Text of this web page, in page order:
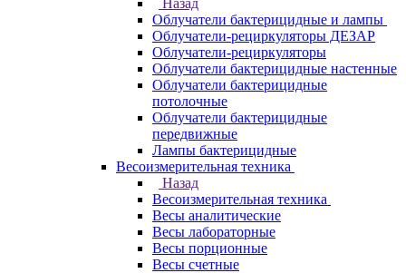
Назад
Облучатели бактерицидные и лампы
Облучатели-рециркуляторы ДЕЗАР
Облучатели-рециркуляторы
Облучатели бактерицидные настенные
Облучатели бактерицидные
потолочные
Облучатели бактерицидные
передвижные
Лампы бактерицидные
Весоизмерительная техника
Назад
Весоизмерительная техника
Весы аналитические
Весы лабораторные
Весы порционные
Весы счетные